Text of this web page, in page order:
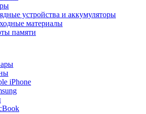
устройства и аккумуляторы
материалы
памяти
iPhone